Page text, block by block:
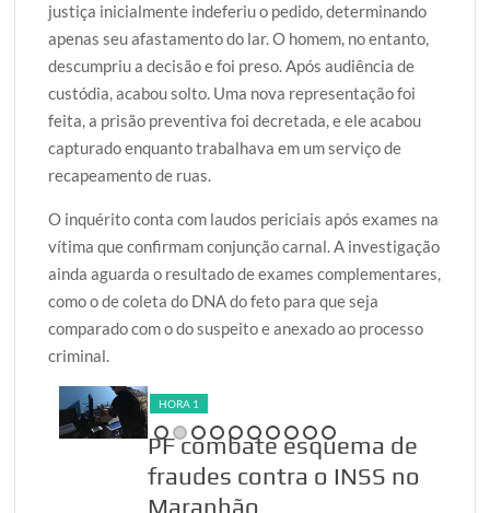
justiça inicialmente indeferiu o pedido, determinando
apenas seu afastamento do lar. O homem, no entanto,
descumpriu a decisão e foi preso. Após audiência de
custódia, acabou solto. Uma nova representação foi
feita, a prisão preventiva foi decretada, e ele acabou
capturado enquanto trabalhava em um serviço de
recapeamento de ruas.
O inquérito conta com laudos periciais após exames na
vítima que confirmam conjunção carnal. A investigação
ainda aguarda o resultado de exames complementares,
como o de coleta do DNA do feto para que seja
comparado com o do suspeito e anexado ao processo
criminal.
HORA 1
PF combate esquema de
fraudes contra o INSS no
Maranhão